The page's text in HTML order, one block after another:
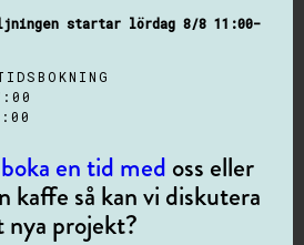
och ändrade öppettider
oss bättre och vi vill kunna
eller till kontoret. Därför
öppettider men utökar våra
och boka här.
startar lördag 8/8 11:00-
boka en tid med oss eller
kaffe så kan vi diskutera
nya projekt?